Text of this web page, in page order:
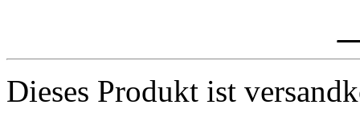
Dieses Produkt ist